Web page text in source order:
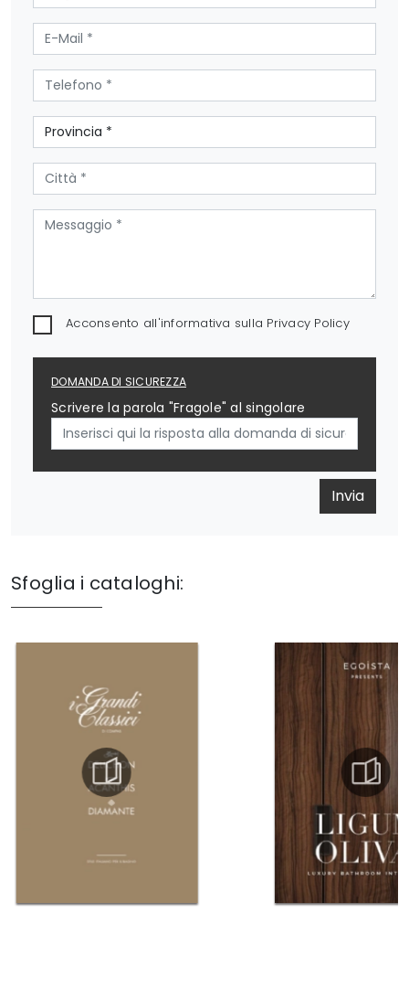
Acconsento all'informativa sulla Privacy Policy
DOMANDA DI SICUREZZA
Scrivere la parola "Fragole" al singolare
Invia
Sfoglia i cataloghi: